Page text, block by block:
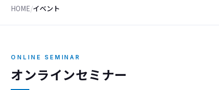
HOME/イベント
ONLINE SEMINAR
オンラインセミナー